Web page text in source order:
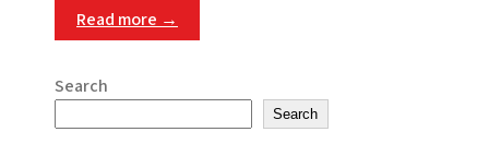
Read more →
Search
Search